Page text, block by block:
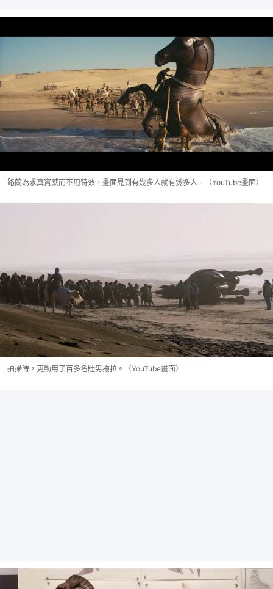
路蘭為求真實感而不用特效，畫面見到有幾多人就有幾多人。（YouTube畫面）
拍攝時，更動用了百多名壯男拖拉。（YouTube畫面）